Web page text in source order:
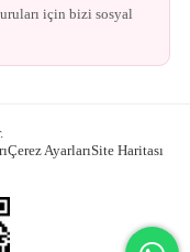
için bizi sosyal
Çerez AyarlarıSite Haritası